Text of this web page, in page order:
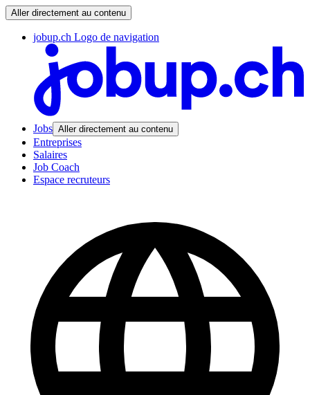
Aller directement au contenu
jobup.ch Logo de navigation
Jobs Aller directement au contenu
Entreprises
Salaires
Job Coach
Espace recruteurs